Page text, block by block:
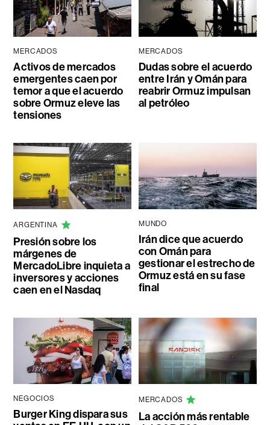
MERCADOS
Activos de mercados
emergentes caen por
temor a que el acuerdo
sobre Ormuz eleve las
tensiones
MERCADOS
Dudas sobre el acuerdo
entre Irán y Omán para
reabrir Ormuz impulsan
al petróleo
ARGENTINA
Presión sobre los
márgenes de
MercadoLibre inquieta a
inversores y acciones
caen en el Nasdaq
MUNDO
Irán dice que acuerdo
con Omán para
gestionar el estrecho de
Ormuz está en su fase
final
NEGOCIOS
Burger King dispara sus
MERCADOS
La acción más rentable